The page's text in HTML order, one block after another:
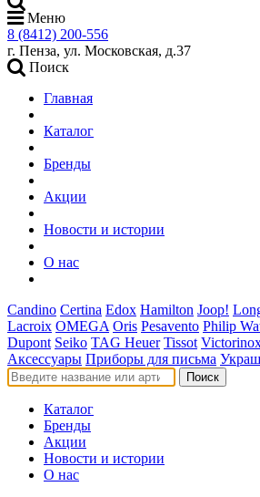
Меню
8 (8412) 200-556
г. Пенза, ул. Московская, д.37
Поиск
Главная
Каталог
Бренды
Акции
Новости и истории
О нас
Candino Certina Edox Hamilton Joop!
Lacroix OMEGA Oris Pesavento Philip
Dupont Seiko TAG Heuer Tissot
Аксессуары Приборы для письма
Поиск
Каталог
Бренды
Акции
Новости и истории
О нас